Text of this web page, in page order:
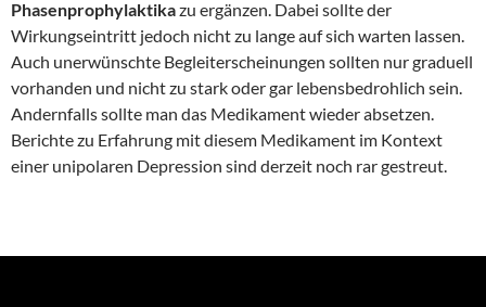
Phasenprophylaktikazu ergänzen. Dabei sollte der
Wirkungseintritt jedoch nicht zu lange auf sich warten lassen.
Auch unerwünschte Begleiterscheinungen sollten nur graduell
vorhanden und nicht zu stark oder gar lebensbedrohlich sein.
Andernfalls sollte man das Medikament wieder absetzen.
Berichte zu Erfahrung mit diesem Medikament im Kontext
einer unipolaren Depression sind derzeit noch rar gestreut.